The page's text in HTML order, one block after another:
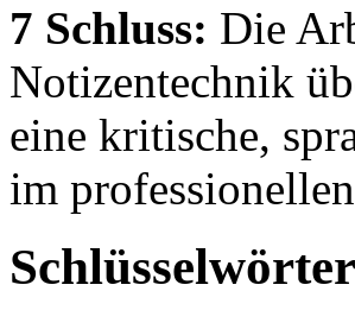
7 Schluss: Die
Notizentechnik
eine kritische,
im
Schlüsselwörter